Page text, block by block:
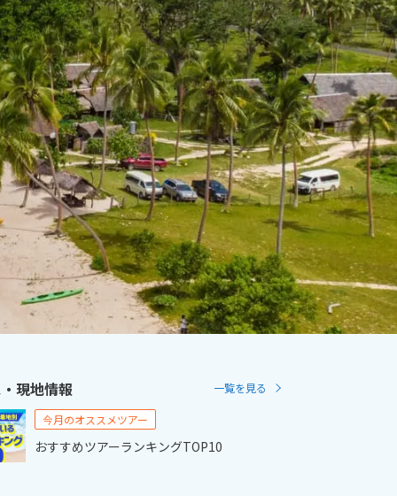
クロアチア
ルーマニア
フェロー諸島
現地情報 一覧を見る
今月のオススメツアー
おすすめツアーランキングTOP10
25
26
11月未定
金
土
7
13
14
20
21
27
28
20
21 22 23 24 25
26
27
28 29 30 31
2027年2月 2月未定
日 月 火 水 木 金
土
1
2 3 4
6
7
8 9 10 11 12
13
14
15 16 17 18 19
20
21
22 23 24 25 26
27
28